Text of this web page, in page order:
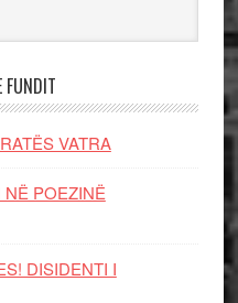
FUNDIT
VATRA
NË POEZINË
DISIDENTI I